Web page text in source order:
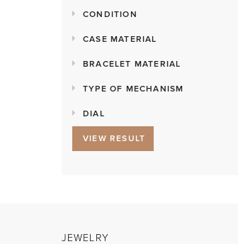
CONDITION
CASE MATERIAL
BRACELET MATERIAL
TYPE OF MECHANISM
DIAL
VIEW RESULT
JEWELRY